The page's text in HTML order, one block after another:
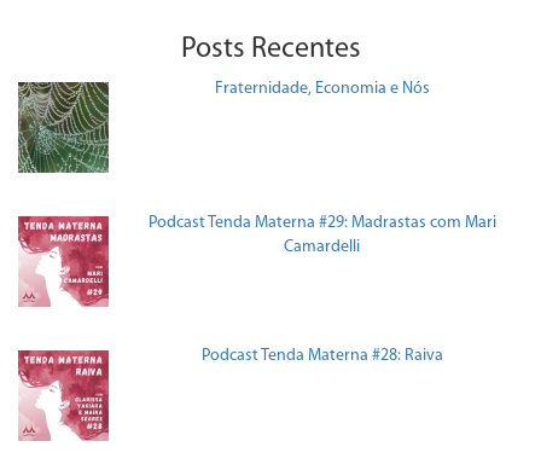
Posts Recentes
Fraternidade, Economia e Nós
Podcast Tenda Materna #29: Madrastas com Mari
Camardelli
Podcast Tenda Materna #28: Raiva